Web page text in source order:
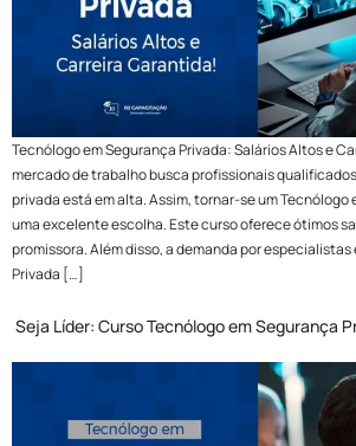
Tecnólogo em Segurança Privada: Salários Altos e
mercado de trabalho busca profissionais
privada está em alta. Assim, tornar-se um Tecnólogo
uma excelente escolha. Este curso oferece ótimos
promissora. Além disso, a demanda por especialistas
Privada […]
Seja Líder: Curso Tecnólogo em Segurança